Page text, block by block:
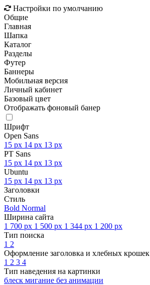
Настройки по умолчанию
Общие
Главная
Шапка
Каталог
Разделы
Футер
Баннеры
Мобильная версия
Личный кабинет
Базовый цвет
Отображать фоновый банер
Шрифт
Open Sans
15 px 14 px 13 px
PT Sans
15 px 14 px 13 px
Ubuntu
15 px 14 px 13 px
Заголовки
Стиль
Bold Normal
Ширина сайта
1 700 px 1 500 px 1 344 px 1 200 px
Тип поиска
1 2
Оформление заголовка и хлебных крошек
1 2 3 4
Тип наведения на картинки
блеск мигание без анимации